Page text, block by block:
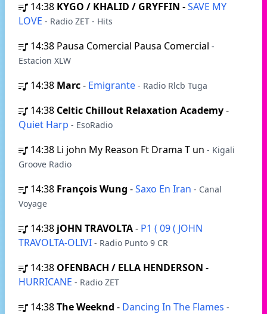
14:38 KYGO / KHALID / GRYFFIN -SAVE MY
LOVE - Radio ZET - Hits
14:38 Pausa Comercial Pausa Comercial -
Estacion XLW
14:38 Marc- Emigrante - Radio Rlcb Tuga
14:38 Celtic Chillout Relaxation Academy-
Quiet Harp - EsoRadio
14:38 Li john My Reason Ft Drama T un - Kigali
Groove Radio
14:38 François Wung -Saxo En Iran - Canal
Voyage
14:38 jOHN TRAVOLTA- P1 ( 09 ( JOHN
TRAVOLTA-OLIVI - Radio Punto 9 CR
14:38 OFENBACH / ELLA HENDERSON -
HURRICANE - Radio ZET
14:38The Weeknd - Dancing In The Flames -